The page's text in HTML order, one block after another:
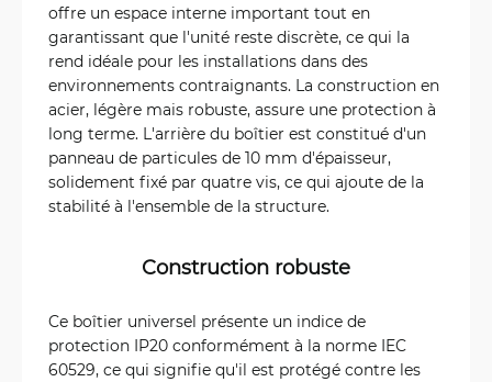
offre un espace interne important tout en
garantissant que l'unité reste discrète, ce qui la
rend idéale pour les installations dans des
environnements contraignants. La construction en
acier, légère mais robuste, assure une protection à
long terme. L'arrière du boîtier est constitué d'un
panneau de particules de 10 mm d'épaisseur,
solidement fixé par quatre vis, ce qui ajoute de la
stabilité à l'ensemble de la structure.
Construction robuste
Ce boîtier universel présente un indice de
protection IP20 conformément à la norme IEC
60529, ce qui signifie qu'il est protégé contre les